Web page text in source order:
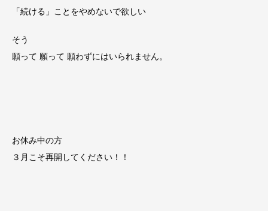
「続ける」ことをやめないで欲しい
そう
願って 願って 願わずにはいられません。
お休み中の方
３月こそ再開してください！！